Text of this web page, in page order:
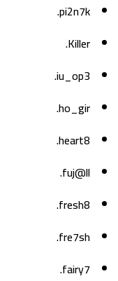
pi2n7k.
Killer.
iu_op3.
ho_gir.
heart8.
fuj@ll.
fresh8.
fre7sh.
fairy7.